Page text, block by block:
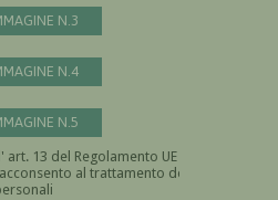
N.3
N.4
N.5
art. 13 del Regolamento UE n.
al trattamento dei
Devi dare il consenso